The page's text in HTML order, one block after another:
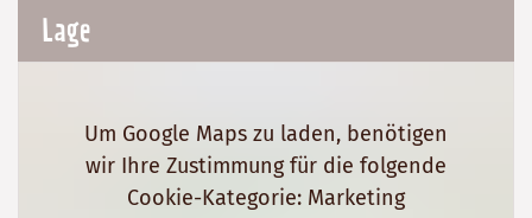
Lage
Um Google Maps zu laden, benötigen
wir Ihre Zustimmung für die folgende
Cookie-Kategorie: Marketing